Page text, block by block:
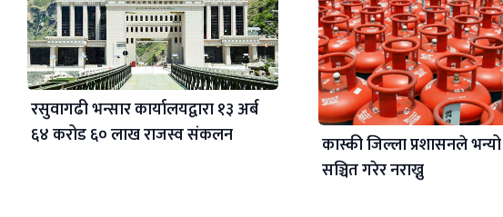
रसुवागढी भन्सार कार्यालयद्वारा १३ अर्ब
६४ करोड ६० लाख राजस्व संकलन
कास्की जिल्ला प्रशासनले
सञ्चित गरेर नराख्नु